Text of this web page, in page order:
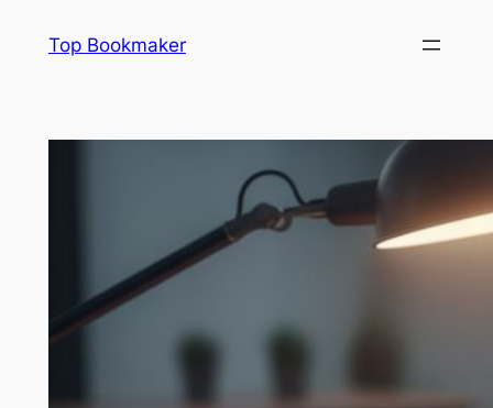
Top Bookmaker